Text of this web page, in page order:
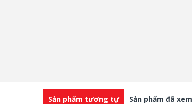
Sản phẩm tương tự Sản phẩm đã xem